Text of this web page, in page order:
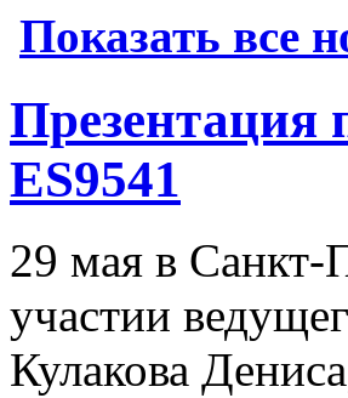
Показать все
Презентация
ES9541
29 мая в
участии
Кулакова